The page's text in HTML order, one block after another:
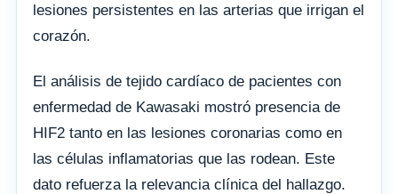
lesiones persistentes en las arterias que irrigan el
corazón.
El análisis de tejido cardíaco de pacientes con
enfermedad de Kawasaki mostró presencia de
HIF2 tanto en las lesiones coronarias como en
las células inflamatorias que las rodean. Este
dato refuerza la relevancia clínica del hallazgo.